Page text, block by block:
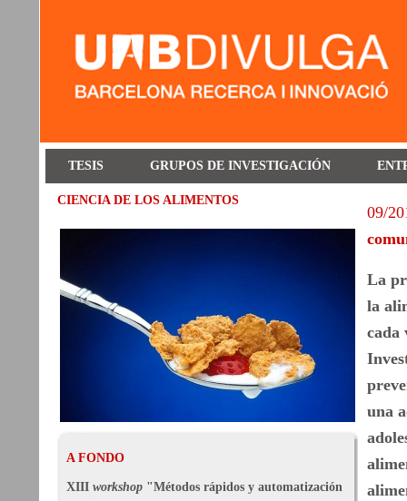
TESIS GRUPOS DE INVESTIGACIÓN
CIENCIA DE LOS ALIMENTOS
A FONDO
XIII workshop "Métodos rápidos y automatización
09/
La
la
cada
una